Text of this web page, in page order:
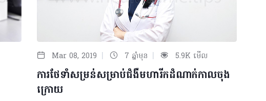
Mar 08, 2019 | 7 ឆ្នាំមុន | 5.9K មើល
ការថែទាំសម្រន់សម្រាប់ជំងឺមហារីកដំណាក់កាលចុង
ក្រោយ